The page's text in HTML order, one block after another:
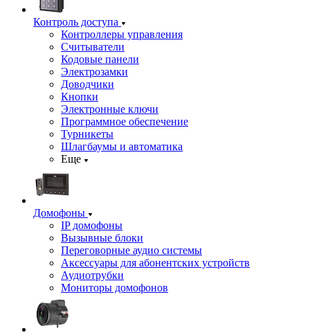
Контроль доступа
Контроллеры управления
Считыватели
Кодовые панели
Электрозамки
Доводчики
Кнопки
Электронные ключи
Программное обеспечение
Турникеты
Шлагбаумы и автоматика
Еще
Домофоны
IP домофоны
Вызывные блоки
Переговорные аудио системы
Аксессуары для абонентских устройств
Аудиотрубки
Мониторы домофонов